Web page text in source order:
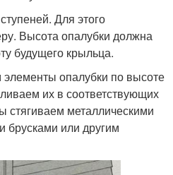
Для этого
Высота опалубки должна
будущего крыльца.
опалубки по высоте
их в соответствующих
металлическими
брусками или другим